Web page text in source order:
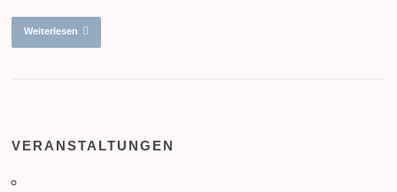
Weiterlesen
VERANSTALTUNGEN